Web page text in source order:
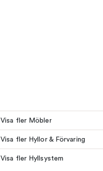
Visa fler Möbler
Visa fler Hyllor & Förvaring
Visa fler Hyllsystem